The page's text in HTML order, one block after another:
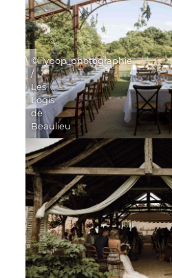
©lilypop_photographie
/
Les
Logis
de
Beaulieu